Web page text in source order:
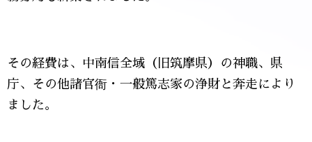
その経費は、中南信全域（旧筑摩県）の神職、県
庁、その他諸官衙・一般篤志家の浄財と奔走により
ました。